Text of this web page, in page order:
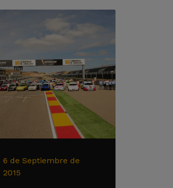
6 de Septiembre de
2015